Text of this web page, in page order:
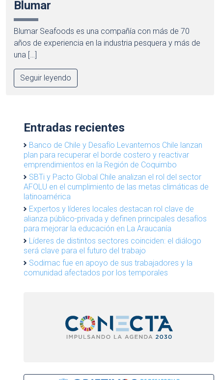
Blumar
Blumar Seafoods es una compañía con más de 70
años de experiencia en la industria pesquera y más de
una […]
Seguir leyendo
Entradas recientes
Banco de Chile y Desafío Levantemos Chile lanzan
plan para recuperar el borde costero y reactivar
emprendimientos en la Región de Coquimbo
SBTi y Pacto Global Chile analizan el rol del sector
AFOLU en el cumplimiento de las metas climáticas de
latinoamérica
Expertos y líderes locales destacan rol clave de
alianza público-privada y definen principales desafíos
para mejorar la educación en La Araucanía
Líderes de distintos sectores coinciden: el diálogo
será clave para el futuro del trabajo
Sodimac fue en apoyo de sus trabajadores y la
comunidad afectados por los temporales